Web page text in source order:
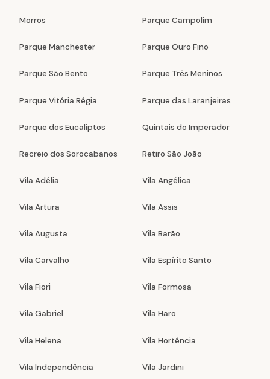
Morros Parque Campolim
Parque Manchester Parque Ouro Fino
Parque São Bento Parque Três Meninos
Parque Vitória Régia Parque das Laranjeiras
Parque dos Eucaliptos Quintais do Imperador
Recreio dos Sorocabanos Retiro São João
Vila Adélia Vila Angélica
Vila Artura Vila Assis
Vila Augusta Vila Barão
Vila Carvalho Vila Espírito Santo
Vila Fiori Vila Formosa
Vila Gabriel Vila Haro
Vila Helena Vila Hortência
Vila Independência Vila Jardini